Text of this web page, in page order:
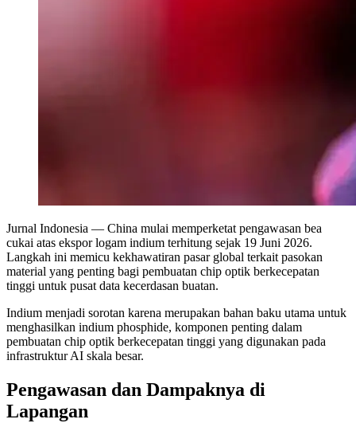
Jurnal Indonesia — China mulai memperketat pengawasan bea
cukai atas ekspor logam indium terhitung sejak 19 Juni 2026.
Langkah ini memicu kekhawatiran pasar global terkait pasokan
material yang penting bagi pembuatan chip optik berkecepatan
tinggi untuk pusat data kecerdasan buatan.
Indium menjadi sorotan karena merupakan bahan baku utama untuk
menghasilkan indium phosphide, komponen penting dalam
pembuatan chip optik berkecepatan tinggi yang digunakan pada
infrastruktur AI skala besar.
Pengawasan dan Dampaknya di
Lapangan